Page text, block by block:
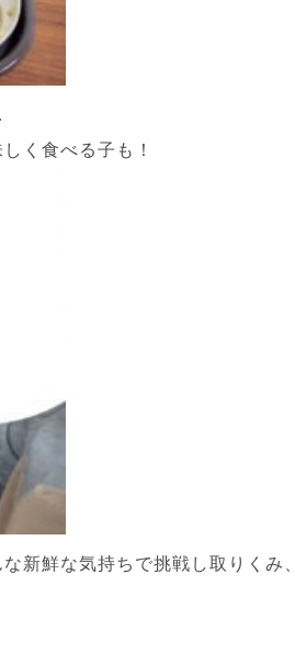
く食べる子も！
新鮮な気持ちで挑戦し取りくみ、